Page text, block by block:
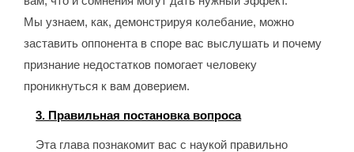
Мы узнаем, как, демонстрируя колебание, можно
заставить оппонента в споре вас выслушать и почему
признание недостатков помогает человеку
проникнуться к вам доверием.
3. Правильная постановка вопроса
Эта глава познакомит вас с наукой правильно